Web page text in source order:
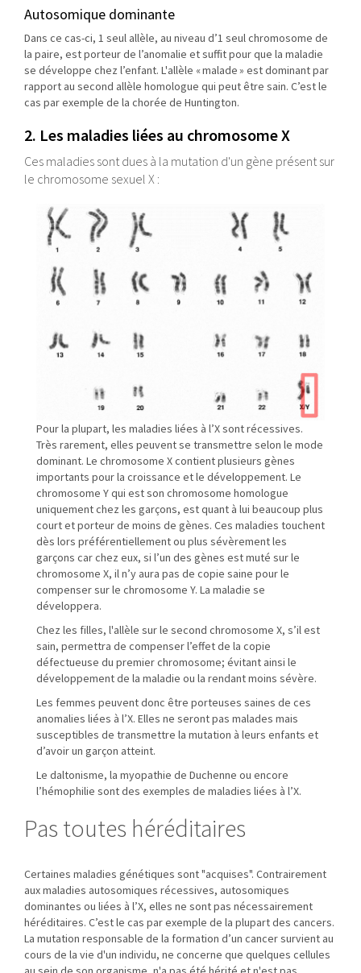
Autosomique dominante
Dans ce cas-ci, 1 seul allèle, au niveau d’1 seul chromosome de
la paire, est porteur de l’anomalie et suffit pour que la maladie
se développe chez l’enfant. L'allèle « malade » est dominant par
rapport au second allèle homologue qui peut être sain. C’est le
cas par exemple de la chorée de Huntington.
2. Les maladies liées au chromosome X
Ces maladies sont dues à la mutation d'un gène présent sur
le chromosome sexuel X :
Pour la plupart, les maladies liées à l’X sont récessives.
Très rarement, elles peuvent se transmettre selon le mode
dominant. Le chromosome X contient plusieurs gènes
importants pour la croissance et le développement. Le
chromosome Y qui est son chromosome homologue
uniquement chez les garçons, est quant à lui beaucoup plus
court et porteur de moins de gènes. Ces maladies touchent
dès lors préférentiellement ou plus sévèrement les
garçons car chez eux, si l’un des gènes est muté sur le
chromosome X, il n’y aura pas de copie saine pour le
compenser sur le chromosome Y. La maladie se
développera.
Chez les filles, l'allèle sur le second chromosome X, s’il est
sain, permettra de compenser l’effet de la copie
défectueuse du premier chromosome; évitant ainsi le
développement de la maladie ou la rendant moins sévère.
Les femmes peuvent donc être porteuses saines de ces
anomalies liées à l’X. Elles ne seront pas malades mais
susceptibles de transmettre la mutation à leurs enfants et
d’avoir un garçon atteint.
Le daltonisme, la myopathie de Duchenne ou encore
l’hémophilie sont des exemples de maladies liées à l’X.
Pas toutes héréditaires
Certaines maladies génétiques sont "acquises". Contrairement
aux maladies autosomiques récessives, autosomiques
dominantes ou liées à l’X, elles ne sont pas nécessairement
héréditaires. C’est le cas par exemple de la plupart des cancers.
La mutation responsable de la formation d’un cancer survient au
cours de la vie d'un individu, ne concerne que quelques cellules